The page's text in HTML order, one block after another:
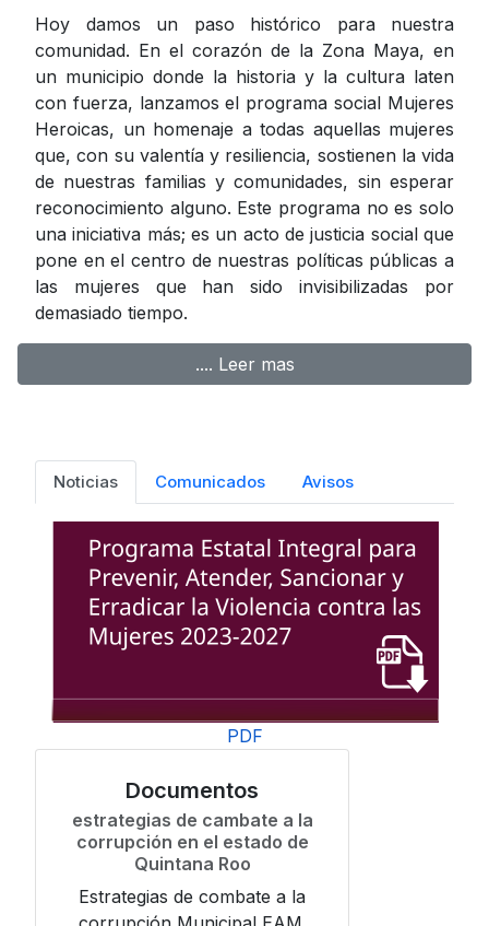
Hoy damos un paso histórico para nuestra
comunidad. En el corazón de la Zona Maya, en
un municipio donde la historia y la cultura laten
con fuerza, lanzamos el programa social Mujeres
Heroicas, un homenaje a todas aquellas mujeres
que, con su valentía y resiliencia, sostienen la vida
de nuestras familias y comunidades, sin esperar
reconocimiento alguno. Este programa no es solo
una iniciativa más; es un acto de justicia social que
pone en el centro de nuestras políticas públicas a
las mujeres que han sido invisibilizadas por
demasiado tiempo.
.... Leer mas
Noticias Comunicados Avisos
PDF
Documentos
estrategias de cambate a la
corrupción en el estado de
Quintana Roo
Estrategias de combate a la